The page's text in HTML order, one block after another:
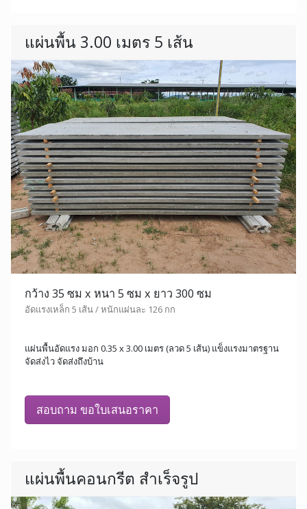
แผ่นพื้น 3.00 เมตร 5 เส้น
กว้าง 35 ซม x หนา 5 ซม x ยาว 300 ซม
อัดแรงเหล็ก 5 เส้น / หนักแผ่นละ 126 กก
แผ่นพื้นอัดแรง มอก 0.35 x 3.00 เมตร (ลวด 5 เส้น) แข็งแรงมาตรฐาน
จัดส่งไว จัดส่งถึงบ้าน
สอบถาม ขอใบเสนอราคา
แผ่นพื้นคอนกรีต สำเร็จรูป